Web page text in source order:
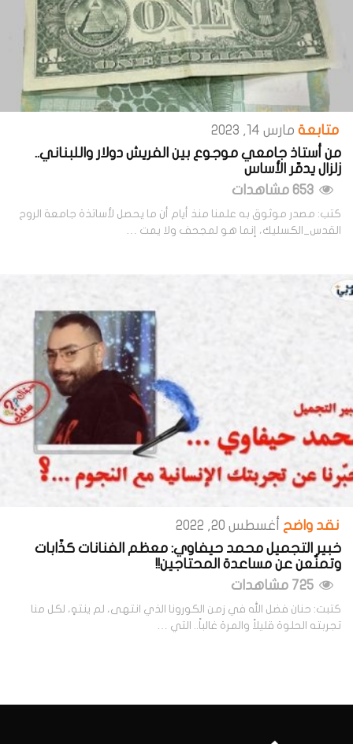
متابعة مارس 14, 2023
من أستاذ جامعي موجوع بين الفريش دولار واللبناني..
زلزال يدمّر الأساس
كتب: مصدر موثوق به علمنا منذ أيام أن ما يحصل لأساتذة جامعة الروح
القدس_الكسليك، إنما هو لمجحف ولا يمت …
نقد واضح أغسطس 20, 2022
خبير التجميل محمد حيفاوي: معظم الفنانات كذّابات
وتمنّعن عن مساعدة المحتاجين!!
كتبت: حنان فضل الله في زمن الكورونا الذي انتهى، لم ينتهٍ، لكل منا
تجربته الحلوة قليلاً والمرة غالباً.. التي …